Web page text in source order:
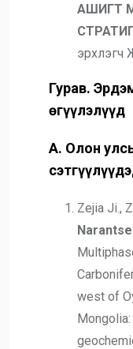
АШИГТ
эрхлэгч
Гурав.
өгүүлэлүүд
А. Олон
Zejia Ji.,
west of